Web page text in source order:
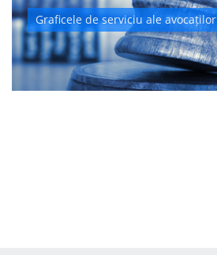
Graficele de serviciu ale avocaților